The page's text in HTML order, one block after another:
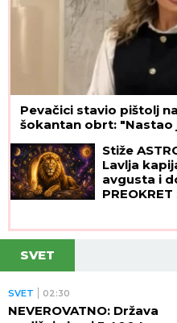
Pevačici stavio pištolj
šokantan obrt:
Stiže
Lavlja
avgusta i
RITUAL
SVET
SVET 02:30
NEVEROVATNO: Država